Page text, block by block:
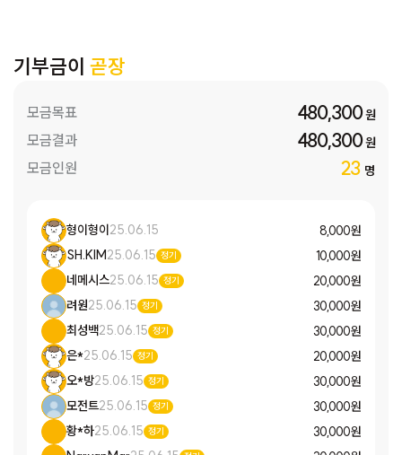
기부금이 곧장
모금목표 480,300원
모금결과 480,300원
모금인원 23 명
형이형이25.06.15
8,000 원
SH.KIM25.06.15 정기
10,000 원
네메시스25.06.15 정기
20,000 원
려원25.06.15 정기
30,000 원
최성백25.06.15 정기
30,000 원
은*25.06.15 정기
20,000 원
오*방25.06.15 정기
30,000 원
모전트25.06.15 정기
30,000 원
황*하25.06.15 정기
30,000 원